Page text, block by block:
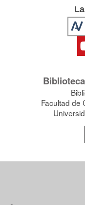
Facultad de